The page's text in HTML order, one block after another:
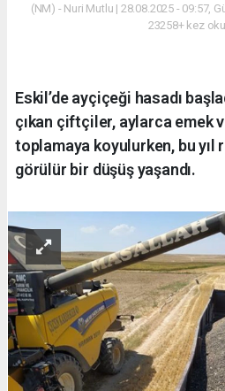
(NM) - Nuri Mutlu | 28.08.2025 - 09:57,
23258+ kez
Eskil’de ayçiçeği hasadı
çıkan çiftçiler, aylarca emek
toplamaya koyulurken, bu yıl
görülür bir düşüş yaşandı.